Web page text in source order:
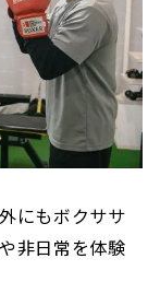
にもボクササ
非日常を体験